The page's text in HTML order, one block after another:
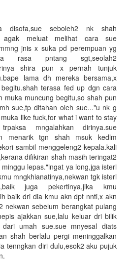
disofa,sue seboleh2 nk shah
agak meluat melihat cara sue
jnis x suka pd perempuan yg
rasa pntang sgt,seolah2
shira pun x pernah tunjuk
lama dh mereka bersama,x
terasa fed up dgn cara
muka muncung begitu,so shah pun
sue,tp ditahan oleh sue..."u nk g
like fuck,for what i want to stay
mngalahkan dirinya.sue
menarik tgn shah msuk kedlm
sambil menggeleng2 kepala.kali
difikiran shah masih teringat2
lepas."ingat ya long,jga isteri
mngkhianatinya,nekwan tgk isteri
juga pekertinya,jika kmu
baik dri dia kmu akn dpt nnti,x akn
nekwan sebelum berangkat pulang
ajakkan sue,lalu keluar dri bilik
umah sue.sue mnyesal diats
shah berlalu pergi meninggalkan
tenngkan diri dulu,esok2 aku pujuk